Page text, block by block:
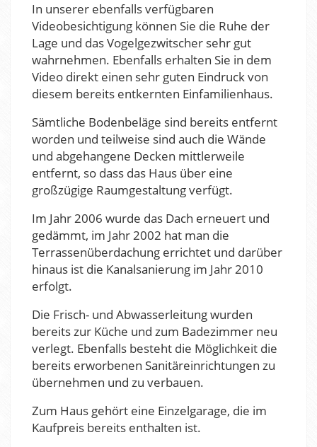
In unserer ebenfalls verfügbaren
Videobesichtigung können Sie die Ruhe der
Lage und das Vogelgezwitscher sehr gut
wahrnehmen. Ebenfalls erhalten Sie in dem
Video direkt einen sehr guten Eindruck von
diesem bereits entkernten Einfamilienhaus.
Sämtliche Bodenbeläge sind bereits entfernt
worden und teilweise sind auch die Wände
und abgehangene Decken mittlerweile
entfernt, so dass das Haus über eine
großzügige Raumgestaltung verfügt.
Im Jahr 2006 wurde das Dach erneuert und
gedämmt, im Jahr 2002 hat man die
Terrassenüberdachung errichtet und darüber
hinaus ist die Kanalsanierung im Jahr 2010
erfolgt.
Die Frisch- und Abwasserleitung wurden
bereits zur Küche und zum Badezimmer neu
verlegt. Ebenfalls besteht die Möglichkeit die
bereits erworbenen Sanitäreinrichtungen zu
übernehmen und zu verbauen.
Zum Haus gehört eine Einzelgarage, die im
Kaufpreis bereits enthalten ist.